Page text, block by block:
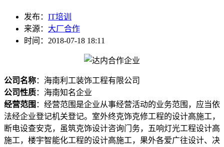
发布： IT培训
来源： 大厂合作
时间：2018-07-18 18:11
公司名称：海南利工装饰工程有限公司
公司性质：海南知名企业
经营范围 ：经营范围是企业从事经营活动的业务范围，应当依
法经企业登记机关登记。室外终克饰克修工程的设计高施工，
断电设查安克，虽筑克饰设计咨询门务，五响灯光工程设计高
施工，楼宇智能化工程的设计高施工，果外各爱广往设计、决